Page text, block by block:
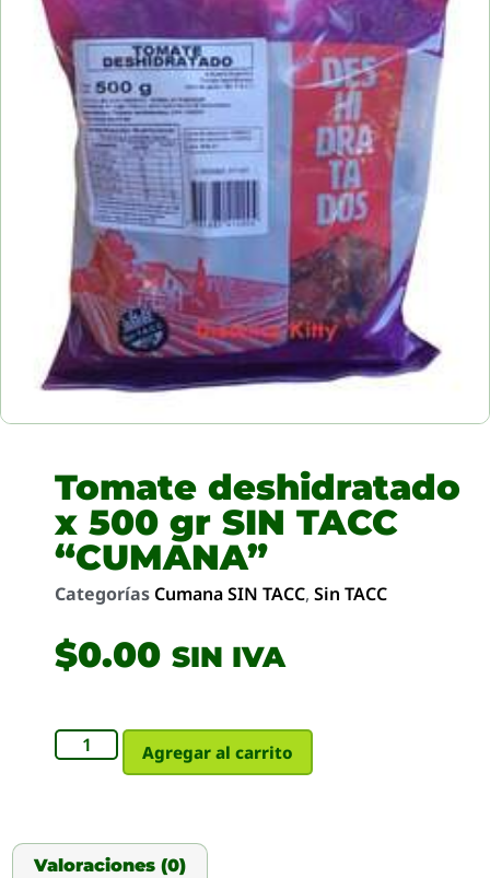
Tomate deshidratado
x 500 gr SIN TACC
“CUMANA”
Categorías Cumana SIN TACC, Sin TACC
$0.00 SIN IVA
Agregar al carrito
Valoraciones (0)